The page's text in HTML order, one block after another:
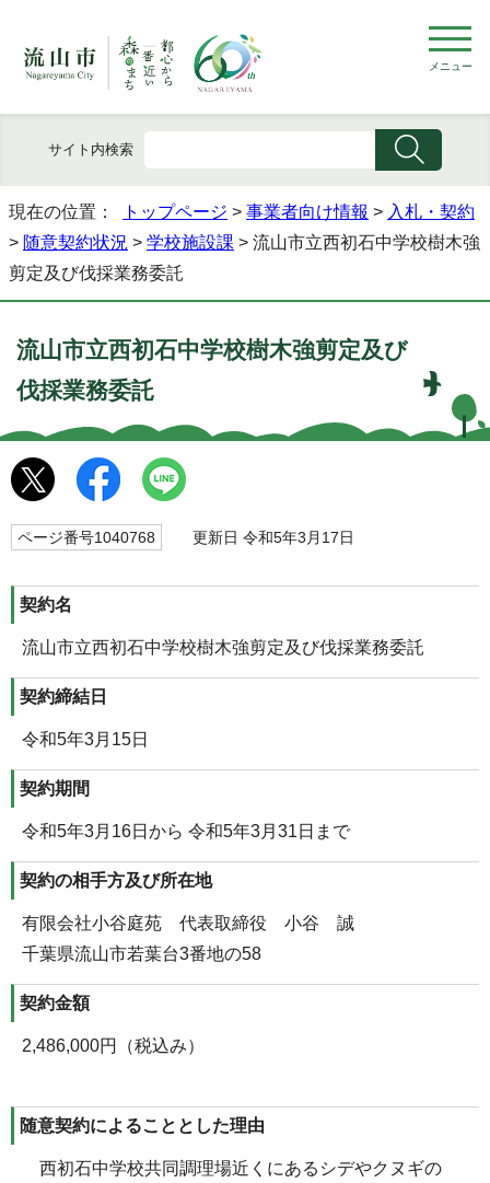
メニュー
サイト内検索
現在の位置： トップページ > 事業者向け情報 > 入札・契約
> 随意契約状況 > 学校施設課 > 流山市立西初石中学校樹木強
剪定及び伐採業務委託
流山市立西初石中学校樹木強剪定及び
伐採業務委託
ページ番号1040768 更新日 令和5年3月17日
契約名
流山市立西初石中学校樹木強剪定及び伐採業務委託
契約締結日
令和5年3月15日
契約期間
令和5年3月16日から 令和5年3月31日まで
契約の相手方及び所在地
有限会社小谷庭苑 代表取締役 小谷 誠
千葉県流山市若葉台3番地の58
契約金額
2,486,000円（税込み）
随意契約によることとした理由
西初石中学校共同調理場近くにあるシデやクヌギの